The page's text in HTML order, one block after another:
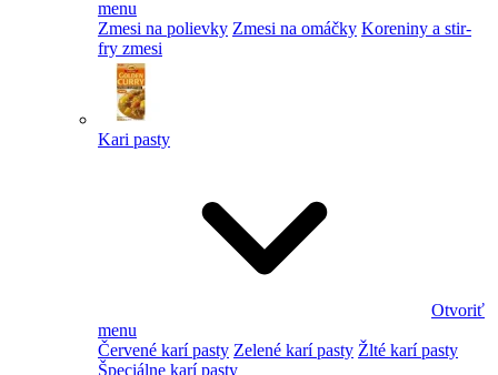
menu
Zmesi na polievky Zmesi na omáčky Koreniny a stir-
fry zmesi
Kari pasty
Otvoriť
menu
Červené karí pasty Zelené karí pasty Žlté karí pasty
Špeciálne karí pasty